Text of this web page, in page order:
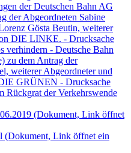
der Deutschen Bahn AG
der Abgeordneten Sabine
Gösta Beutin, weiterer
DIE LINKE. - Drucksache
verhindern - Deutsche Bahn
zu dem Antrag der
weiterer Abgeordneter und
GRÜNEN - Drucksache
Rückgrat der Verkehrswende
(Dokument, Link öffnet
(Dokument, Link öffnet ein